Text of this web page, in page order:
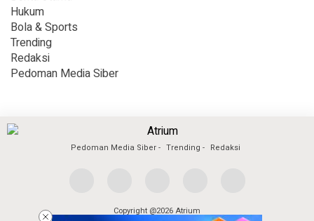
Hukum
Bola & Sports
Trending
Redaksi
Pedoman Media Siber
Pedoman Media Siber Trending Redaksi
Copyright @2026 Atrium